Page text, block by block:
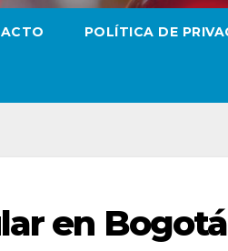
POLÍTICA DE
en